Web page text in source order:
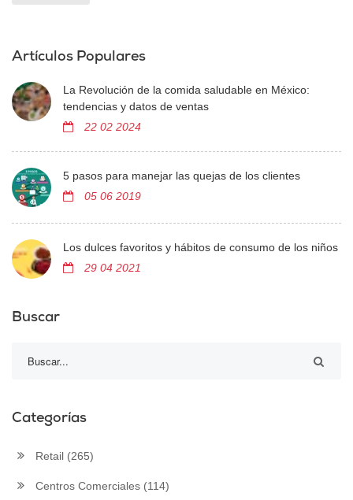
Artículos Populares
La Revolución de la comida saludable en México:
tendencias y datos de ventas
22 02 2024
5 pasos para manejar las quejas de los clientes
05 06 2019
Los dulces favoritos y hábitos de consumo de los niños
29 04 2021
Buscar
Categorías
Retail (265)
Centros Comerciales (114)